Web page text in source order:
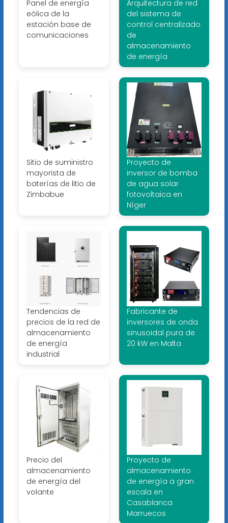
Panel de energía
eólica de la
estación base de
comunicaciones
Arquitectura de red
del sistema de
control centralizado
de
almacenamiento
de energía
Sitio de suministro
mayorista de
baterías de litio de
Zimbabue
Proyecto de
inversor de bomba
de agua solar
fotovoltaica en
Níger
Tendencias de
precios de la red de
almacenamiento
de energía
industrial
Fabricante de
inversores de onda
sinusoidal pura de
20 kW en Malta
Precio del
almacenamiento
de energía del
volante
Proyecto de
almacenamiento
de energía a gran
escala en
Casablanca
Marruecos